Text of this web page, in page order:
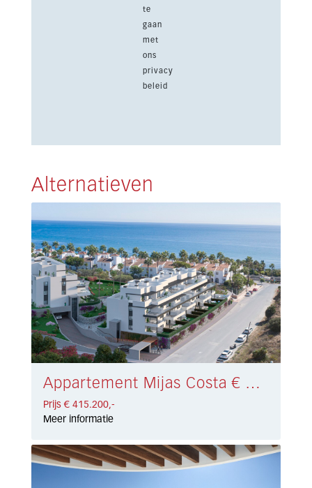
te
gaan
met
ons
privacy
beleid
Alternatieven
Appartement Mijas Costa € 415.200,-
Prijs € 415.200,-
Meer informatie